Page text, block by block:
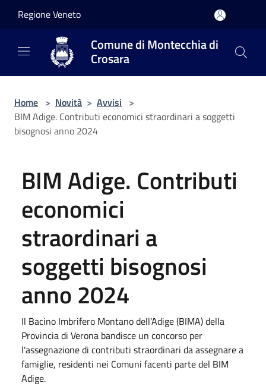
Regione Veneto
Comune di Montecchia di
Crosara
Home > Novità > Avvisi >
BIM Adige. Contributi economici straordinari a soggetti
bisognosi anno 2024
BIM Adige. Contributi
economici
straordinari a
soggetti bisognosi
anno 2024
Il Bacino Imbrifero Montano dell’Adige (BIMA) della
Provincia di Verona bandisce un concorso per
l'assegnazione di contributi straordinari da assegnare a
famiglie, residenti nei Comuni facenti parte del BIM
Adige.